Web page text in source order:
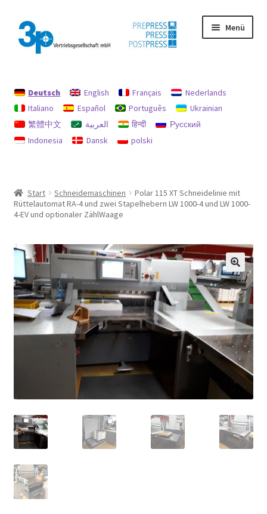
Zur
Navigation
springen
Zum
Inhalt
springen
Menü
Datenschutz
Gebrauchtmaschinen
Richtlinie für Rückerstattungen und Rückgaben
Deutsch English Français
Nederlands
Italiano
Español Português
Ukrainian
繁體中文
العربية हिन्दी
Русский
Indonesia
Dansk polski
Start Schneidemaschinen
Polar 115 XT Schneidelinie mit
Rüttelautomat RA-4 und zwei Stapelhebern LW 1000-4 und LW 1000-
4-EV und optionaler ZählWaage